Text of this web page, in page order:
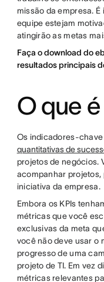
missão da empresa.
equipe estejam
atingirão as metas
Faça o download do
resultados principais
O que
Os indicadores-chave
quantitativas de
projetos de negócios.
acompanhar
iniciativa da empresa.
Embora os KPIs
métricas que você
exclusivas da meta
você não deve usar o
progresso de uma
projeto de TI. Em vez
métricas relevantes